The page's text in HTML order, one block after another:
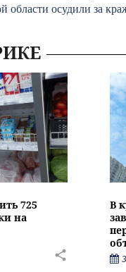
области осудили за
725
на
В